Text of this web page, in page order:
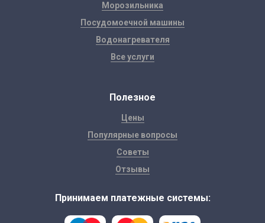
Морозильника
Посудомоечной машины
Водонагревателя
Все услуги
Полезное
Цены
Популярные вопросы
Советы
Отзывы
Принимаем платежные системы: